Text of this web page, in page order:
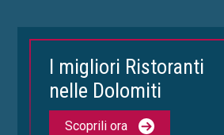
I migliori Ristoranti
nelle Dolomiti
Scoprili ora